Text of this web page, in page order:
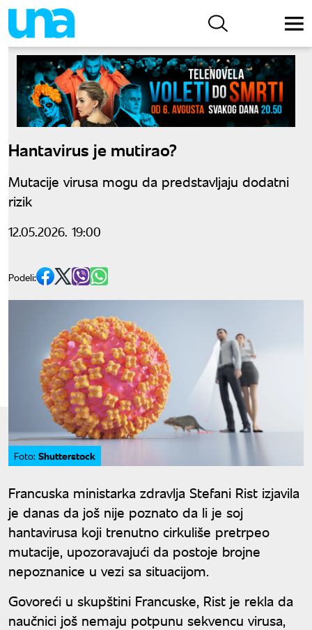
Hantavirus je mutirao?
Mutacije virusa mogu da predstavljaju dodatni
rizik
12.05.2026. 19:00
Podeli:
Foto: Shutterstock
Francuska ministarka zdravlja Stefani Rist izjavila
je danas da još nije poznato da li je soj
hantavirusa koji trenutno cirkuliše pretrpeo
mutacije, upozoravajući da postoje brojne
nepoznanice u vezi sa situacijom.
Govoreći u skupštini Francuske, Rist je rekla da
naučnici još nemaju potpunu sekvencu virusa,